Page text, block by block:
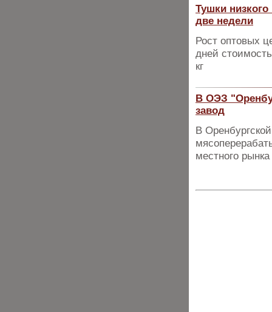
Тушки
две недели
Рост оптовых
дней
кг
В ОЭЗ
завод
В
местного